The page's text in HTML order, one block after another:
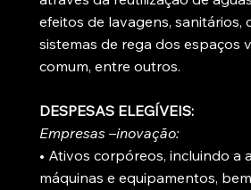
efeitos de lavagens, sanitários,
sistemas de rega dos espaços
comum, entre outros.
DESPESAS ELEGÍVEIS:
Empresas –inovação:
• Ativos corpóreos, incluindo a
máquinas e equipamentos,